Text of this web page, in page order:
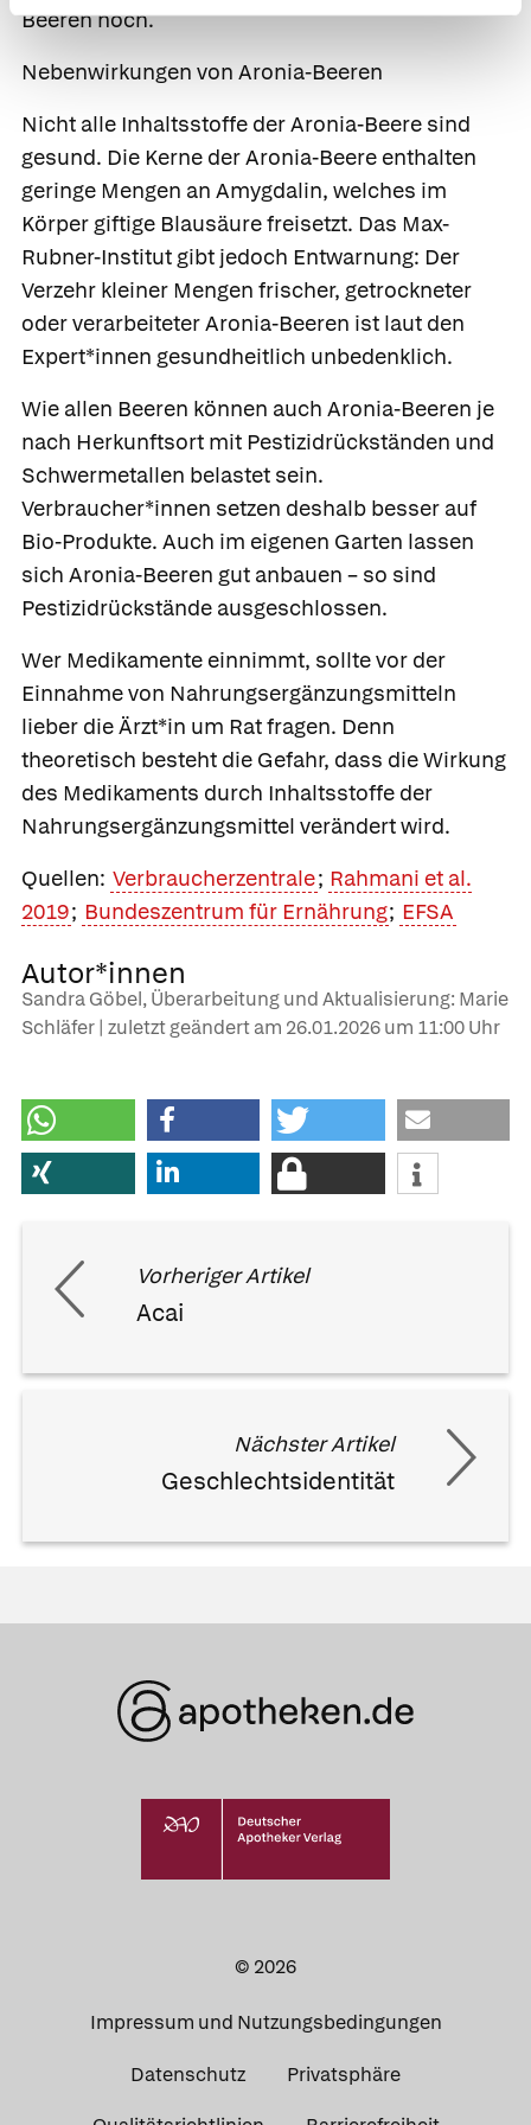
Beeren noch.
Nebenwirkungen von Aronia-Beeren
Nicht alle Inhaltsstoffe der Aronia-Beere sind
gesund. Die Kerne der Aronia-Beere enthalten
geringe Mengen an Amygdalin, welches im
Körper giftige Blausäure freisetzt. Das Max-
Rubner-Institut gibt jedoch Entwarnung: Der
Verzehr kleiner Mengen frischer, getrockneter
oder verarbeiteter Aronia-Beeren ist laut den
Expert*innen gesundheitlich unbedenklich.
Wie allen Beeren können auch Aronia-Beeren je
nach Herkunftsort mit Pestizidrückständen und
Schwermetallen belastet sein.
Verbraucher*innen setzen deshalb besser auf
Bio-Produkte. Auch im eigenen Garten lassen
sich Aronia-Beeren gut anbauen – so sind
Pestizidrückstände ausgeschlossen.
Wer Medikamente einnimmt, sollte vor der
Einnahme von Nahrungsergänzungsmitteln
lieber die Ärzt*in um Rat fragen. Denn
theoretisch besteht die Gefahr, dass die Wirkung
des Medikaments durch Inhaltsstoffe der
Nahrungsergänzungsmittel verändert wird.
Quellen: Verbraucherzentrale; Rahmani et al.
2019; Bundeszentrum für Ernährung; EFSA
Autor*innen
Sandra Göbel, Überarbeitung und Aktualisierung: Marie
Schläfer | zuletzt geändert am 26.01.2026um 11:00 Uhr
Vorheriger Artikel
Acai
Nächster Artikel
Geschlechtsidentität
© 2026
Impressum und Nutzungsbedingungen
Datenschutz Privatsphäre